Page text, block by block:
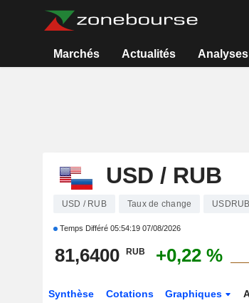
Marchés Actualités Analyses
USD / RUB
USD / RUB Taux de change USDRUB
Temps Différé 05:54:19 07/08/2026
81,6400 RUB +0,22 %
Synthèse Cotations Graphiques